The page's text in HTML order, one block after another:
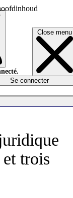
Close menu
Se connecter
trois